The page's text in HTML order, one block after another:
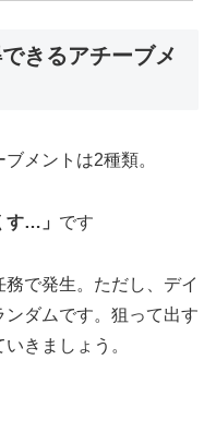
きるアチーブメ
メントは2種類。
す…」 です
で発生。ただし、デイ
ダムです。狙って出す
きましょう。